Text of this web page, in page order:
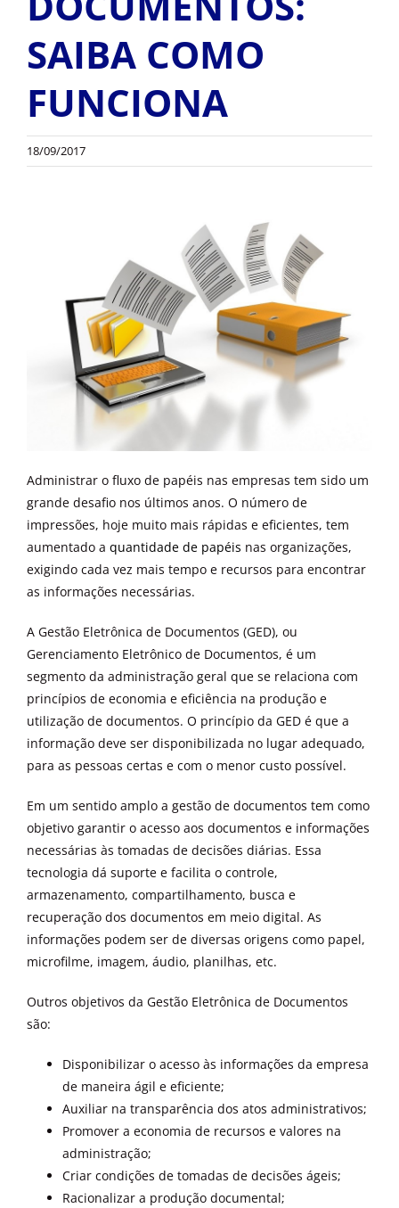
OUTROS PRODUTOS
SAIBA COMO
FUNCIONA
18/09/2017
Administrar o fluxo de papéis nas empresas tem sido um
grande desafio nos últimos anos. O número de
impressões, hoje muito mais rápidas e eficientes, tem
aumentado a quantidade de papéis nas organizações,
exigindo cada vez mais tempo e recursos para encontrar
as informações necessárias.
A Gestão Eletrônica de Documentos (GED), ou
Gerenciamento Eletrônico de Documentos, é um
segmento da administração geral que se relaciona com
princípios de economia e eficiência na produção e
utilização de documentos. O princípio da GED é que a
informação deve ser disponibilizada no lugar adequado,
para as pessoas certas e com o menor custo possível.
Em um sentido amplo a gestão de documentos tem como
objetivo garantir o acesso aos documentos e informações
necessárias às tomadas de decisões diárias. Essa
tecnologia dá suporte e facilita o controle,
armazenamento, compartilhamento, busca e
recuperação dos documentos em meio digital. As
informações podem ser de diversas origens como papel,
microfilme, imagem, áudio, planilhas, etc.
Outros objetivos da Gestão Eletrônica de Documentos
são:
Disponibilizar o acesso às informações da empresa
de maneira ágil e eficiente;
Auxiliar na transparência dos atos administrativos;
Promover a economia de recursos e valores na
administração;
Criar condições de tomadas de decisões ágeis;
Racionalizar a produção documental;